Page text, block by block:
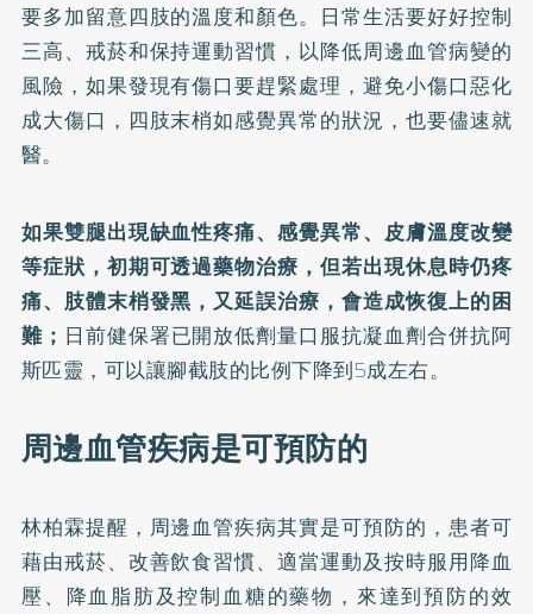
要多加留意四肢的溫度和顏色。日常生活要好好控制
三高、戒菸和保持運動習慣，以降低周邊血管病變的
風險，如果發現有傷口要趕緊處理，避免小傷口惡化
成大傷口，四肢末梢如感覺異常的狀況，也要儘速就
醫。
如果雙腿出現缺血性疼痛、感覺異常、皮膚溫度改變
等症狀，初期可透過藥物治療，但若出現休息時仍疼
痛、肢體末梢發黑，又延誤治療，會造成恢復上的困
難； 日前健保署已開放低劑量口服抗凝血劑合併抗阿
斯匹靈，可以讓腳截肢的比例下降到5成左右。
周邊血管疾病是可預防的
林柏霖提醒，周邊血管疾病其實是可預防的，患者可
藉由戒菸、改善飲食習慣、適當運動及按時服用降血
壓、降血脂肪及控制血糖的藥物，來達到預防的效